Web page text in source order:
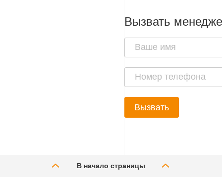
Вызвать
Вызвать
В начало страницы